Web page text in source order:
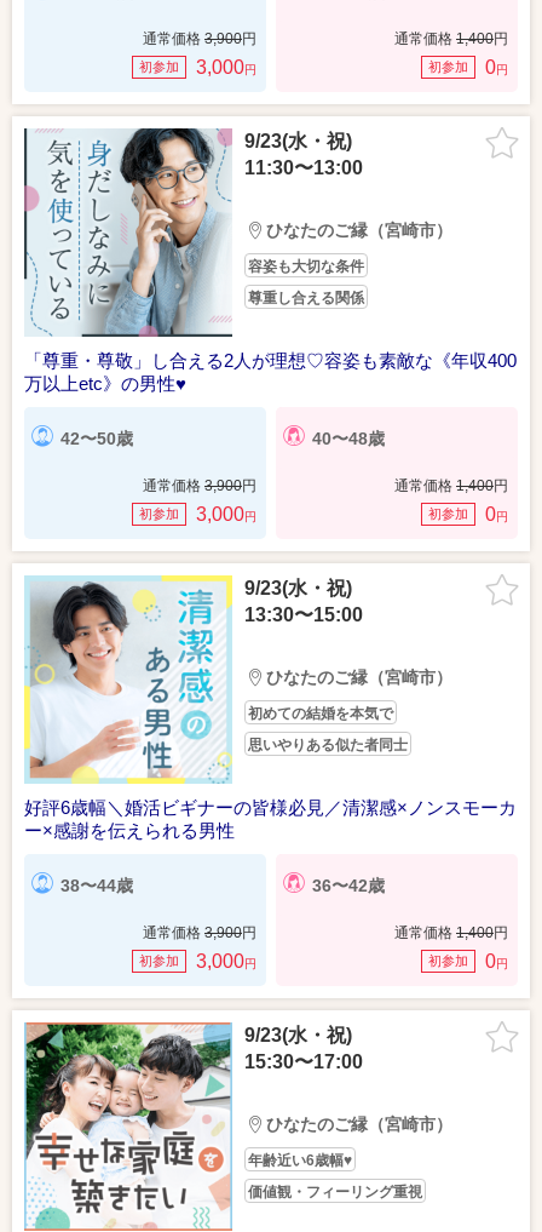
通常価格 3,900円
初参加 3,000円
通常価格 1,400円
初参加 0円
9/23(水・祝)
11:30〜13:00
ひなたのご縁（宮崎市）
容姿も大切な条件
尊重し合える関係
「尊重・尊敬」し合える2人が理想♡容姿も素敵な《年収400
万以上etc》の男性♥
42〜50歳
通常価格 3,900円
初参加 3,000円
40〜48歳
通常価格 1,400円
初参加 0円
9/23(水・祝)
13:30〜15:00
ひなたのご縁（宮崎市）
初めての結婚を本気で
思いやりある似た者同士
好評6歳幅＼婚活ビギナーの皆様必見／清潔感×ノンスモーカ
ー×感謝を伝えられる男性
38〜44歳
通常価格 3,900円
初参加 3,000円
36〜42歳
通常価格 1,400円
初参加 0円
9/23(水・祝)
15:30〜17:00
ひなたのご縁（宮崎市）
年齢近い6歳幅♥
価値観・フィーリング重視